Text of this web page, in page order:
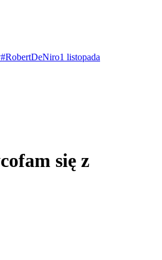
#RobertDeNiro1 listopada
się z